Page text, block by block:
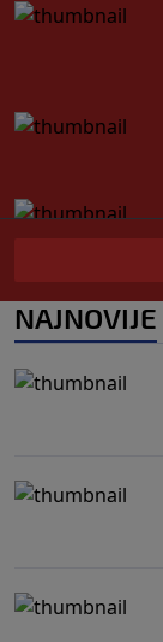
NAJNOVIJE